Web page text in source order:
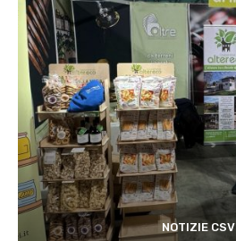
NOTIZIE CSV